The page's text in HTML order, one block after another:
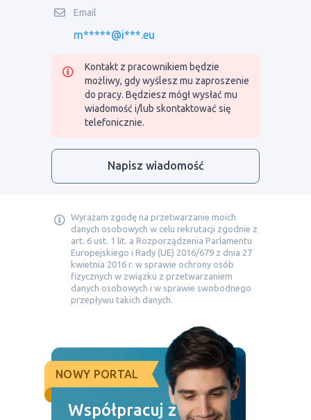
Email
m*****@i***.eu
Kontakt z pracownikiem będzie
możliwy, gdy wyślesz mu zaproszenie
do pracy. Będziesz mógł wysłać mu
wiadomość i/lub skontaktować się
telefonicznie.
Napisz wiadomość
Wyrażam zgodę na przetwarzanie moich
danych osobowych w celu rekrutacji zgodnie z
art. 6 ust. 1 lit. a Rozporządzenia Parlamentu
Europejskiego i Rady (UE) 2016/679 z dnia 27
kwietnia 2016 r. w sprawie ochrony osób
fizycznych w związku z przetwarzaniem
danych osobowych i w sprawie swobodnego
przepływu takich danych.
NOWY PORTAL
Współpracuj z